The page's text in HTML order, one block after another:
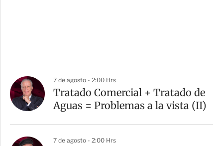
7 de agosto - 2:00 Hrs
Tratado Comercial + Tratado de
Aguas = Problemas a la vista (II)
7 de agosto - 2:00 Hrs